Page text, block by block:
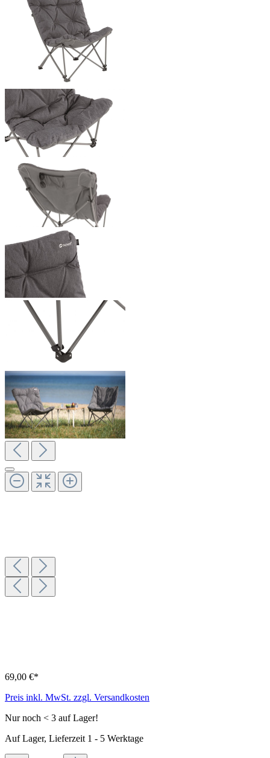
69,00 €*
Preis inkl. MwSt. zzgl. Versandkosten
Nur noch < 3 auf Lager!
Auf Lager, Lieferzeit 1 - 5 Werktage